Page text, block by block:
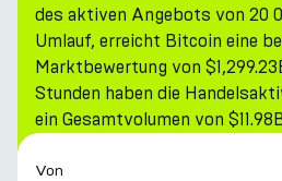
des aktiven Angebots von 20
Umlauf, erreicht Bitcoin eine
Marktbewertung von
Stunden haben die
ein Gesamtvolumen von
Von